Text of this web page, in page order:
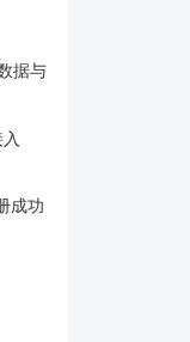
据与
成功